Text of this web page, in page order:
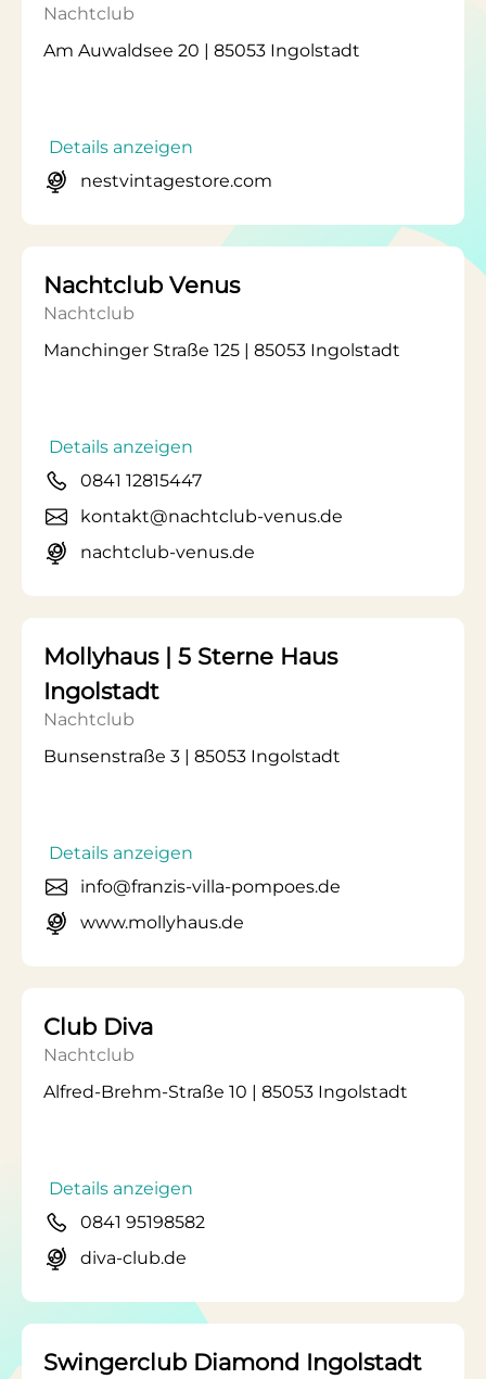
Nachtclub
Am Auwaldsee 20 | 85053 Ingolstadt
Details anzeigen
nestvintagestore.com
Nachtclub Venus
Nachtclub
Manchinger Straße 125 | 85053 Ingolstadt
Details anzeigen
0841 12815447
kontakt@nachtclub-venus.de
nachtclub-venus.de
Mollyhaus | 5 Sterne Haus
Ingolstadt
Nachtclub
Bunsenstraße 3 | 85053 Ingolstadt
Details anzeigen
info@franzis-villa-pompoes.de
www.mollyhaus.de
Club Diva
Nachtclub
Alfred-Brehm-Straße 10 | 85053 Ingolstadt
Details anzeigen
0841 95198582
diva-club.de
Swingerclub Diamond Ingolstadt